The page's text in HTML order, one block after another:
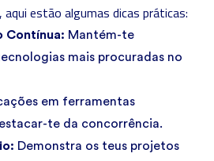
estão algumas dicas práticas:
Contínua: Mantém-te
mais procuradas no
em ferramentas
te da concorrência.
Demonstra os teus projetos